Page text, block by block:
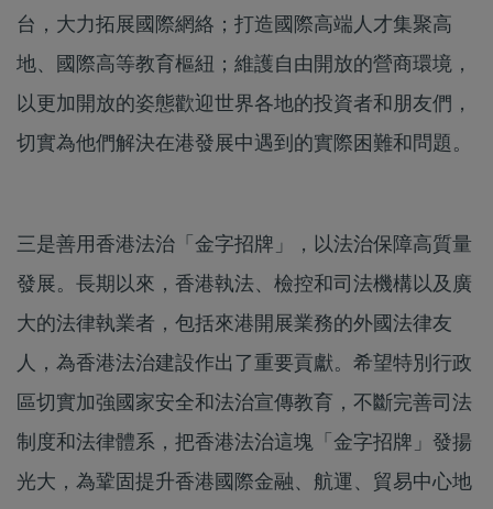
台，大力拓展國際網絡；打造國際高端人才集聚高
地、國際高等教育樞紐；維護自由開放的營商環境，
以更加開放的姿態歡迎世界各地的投資者和朋友們，
切實為他們解決在港發展中遇到的實際困難和問題。
三是善用香港法治「金字招牌」，以法治保障高質量
發展。長期以來，香港執法、檢控和司法機構以及廣
大的法律執業者，包括來港開展業務的外國法律友
人，為香港法治建設作出了重要貢獻。希望特別行政
區切實加強國家安全和法治宣傳教育，不斷完善司法
制度和法律體系，把香港法治這塊「金字招牌」發揚
光大，為鞏固提升香港國際金融、航運、貿易中心地